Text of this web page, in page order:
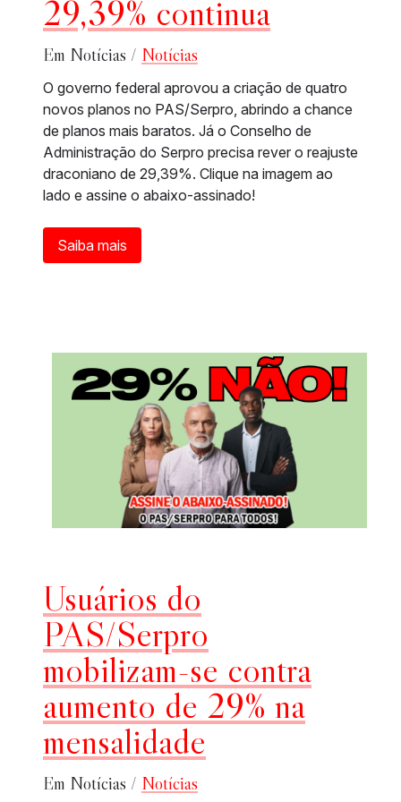
29,39% continua
Em Notícias / Notícias
O governo federal aprovou a criação de quatro
novos planos no PAS/Serpro, abrindo a chance
de planos mais baratos. Já o Conselho de
Administração do Serpro precisa rever o reajuste
draconiano de 29,39%. Clique na imagem ao
lado e assine o abaixo-assinado!
Saiba mais
Usuários do
PAS/Serpro
mobilizam-se contra
aumento de 29% na
mensalidade
Em Notícias / Notícias